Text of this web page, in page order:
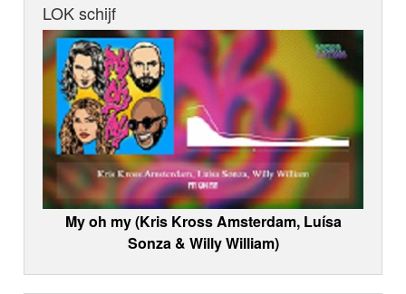
LOK schijf
My oh my (Kris Kross Amsterdam, Luísa
Sonza & Willy William)